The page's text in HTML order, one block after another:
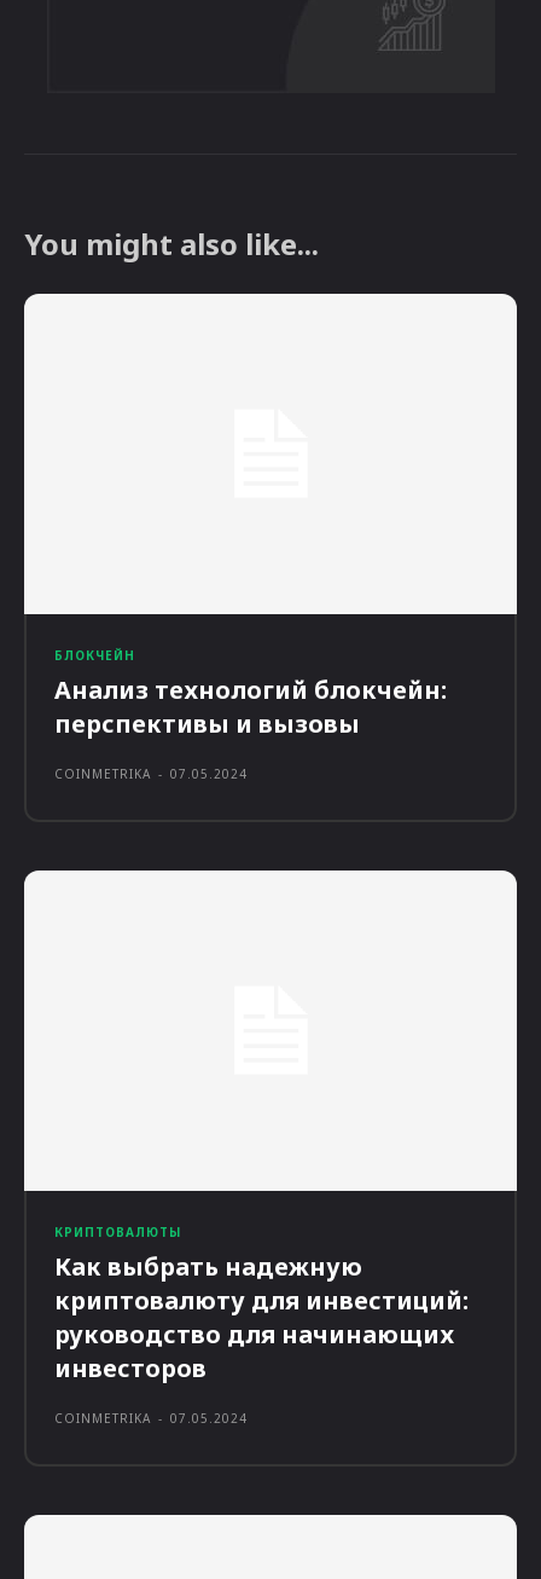
You might also like...
БЛОКЧЕЙН
Анализ технологий блокчейн:
перспективы и вызовы
COINMETRIKA - 07.05.2024
КРИПТОВАЛЮТЫ
Как выбрать надежную
криптовалюту для инвестиций:
руководство для начинающих
инвесторов
COINMETRIKA - 07.05.2024